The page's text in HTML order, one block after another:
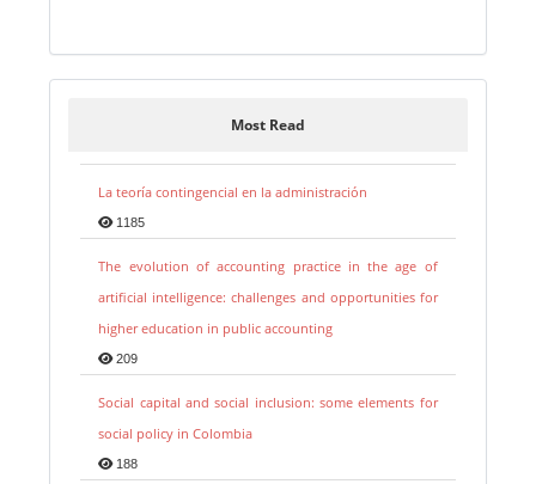
Most Read
La teoría contingencial en la administración
1185
The evolution of accounting practice in the age of
artificial intelligence: challenges and opportunities for
higher education in public accounting
209
Social capital and social inclusion: some elements for
social policy in Colombia
188